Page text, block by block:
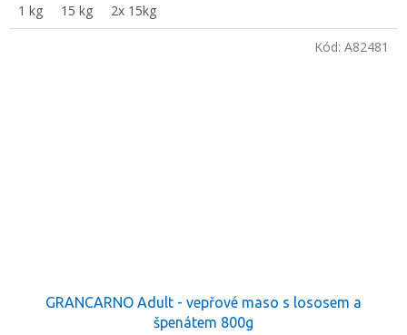
1 kg 15 kg 2x 15kg
GRANCARNO Adult - vepřové maso s lososem a
špenátem 800g
Kód: A82481